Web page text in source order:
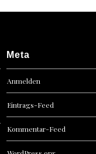
Meta
Anmelden
Eintrags-Feed
Kommentar-Feed